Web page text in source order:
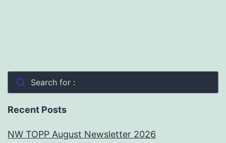
Search for :
Recent Posts
NW TOPP August Newsletter 2026